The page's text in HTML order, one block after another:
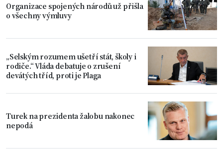
Organizace spojených národů už přišla
o všechny výmluvy
„Selským rozumem ušetří stát, školy i
rodiče.“ Vláda debatuje o zrušení
devátých tříd, proti je Plaga
Turek na prezidenta žalobu nakonec
nepodá